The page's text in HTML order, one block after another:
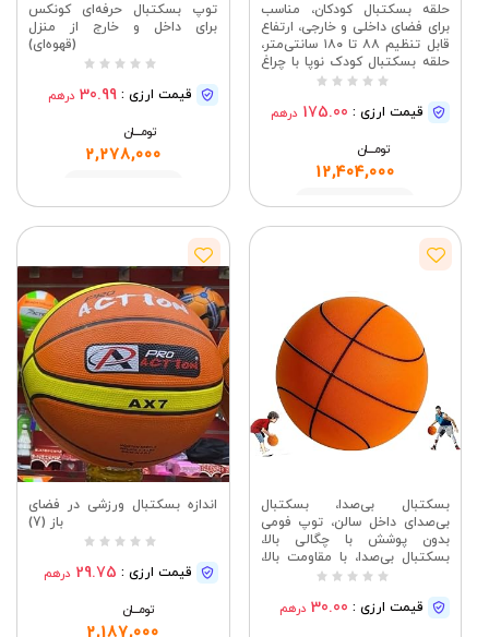
حلقه بسکتبال کودکان، مناسب
برای فضای داخلی و خارجی، ارتفاع
قابل تنظیم ۸۸ تا ۱۸۰ سانتی‌متر،
حلقه بسکتبال کودک نوپا با چراغ
LED و تابلوی امتیاز، اسباب‌بازی
۵، ۶، ۷، ۸ سال، هدایای بازی‌هایقیمت ارزی : 175.00 درهم
تومــــــان
12,404,000
مشاهده
توپ بسکتبال حرفه‌ای کونکس
برای داخل و خارج از منزل
(قهوه‌ای)
قیمت ارزی : 30.99 درهم
تومــــــان
2,278,000
بسکتبال بی‌صدا، بسکتبال
بی‌صدای داخل سالن، توپ فومی
بدون پوشش با چگالی بالا،
بسکتبال بی‌صدا، با مقاومت بالا،
ایمن، نرم و سبک
قیمت ارزی : 30.00 درهم
اندازه بسکتبال ورزشی در فضای
باز (7)
قیمت ارزی : 29.75 درهم
تومــــــان